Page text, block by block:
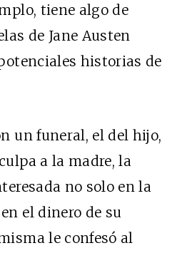
tiene algo de
de Jane Austen
historias de
un funeral, el del hijo,
a la madre, la
no solo en la
el dinero de su
le confesó al